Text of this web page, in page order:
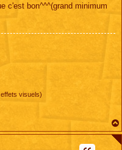
c'est bon^^^(grand minimum
visuels)